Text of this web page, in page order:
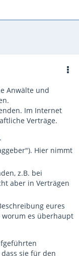
Anwälte und
Im Internet
Verträge.
Hier nimmt
z.B. bei
aber in Verträgen
eures
worum es überhaupt
sie für den